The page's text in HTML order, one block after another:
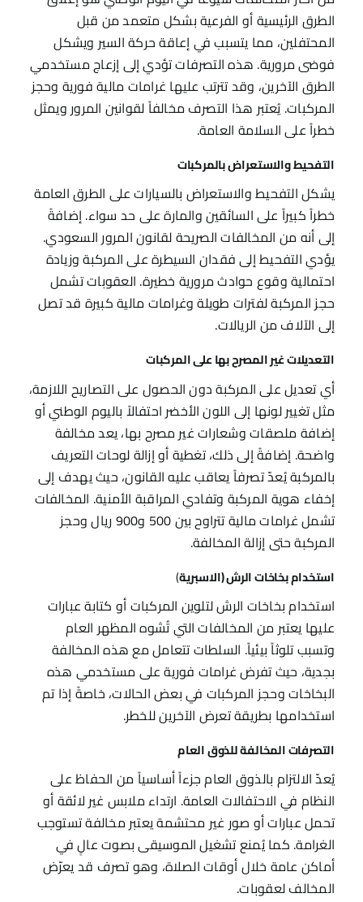
الطرق الرئيسية أو الفرعية بشكل متعمد من قبل
المحتفلين، مما يتسبب في إعاقة حركة السير ويشكل
فوضى مرورية. هذه التصرفات تؤدي إلى إزعاج مستخدمي
الطرق الآخرين، وقد تترتب عليها غرامات مالية فورية وحجز
المركبات. يُعتبر هذا التصرف مخالفاً لقوانين المرور ويمثل
خطراً على السلامة العامة.
التفحيط والاستعراض بالمركبات
يشكل التفحيط والاستعراض بالسيارات على الطرق العامة
خطراً كبيراً على السائقين والمارة على حد سواء. إضافةً
إلى أنه من المخالفات الصريحة لقانون المرور السعودي.
يؤدي التفحيط إلى فقدان السيطرة على المركبة وزيادة
احتمالية وقوع حوادث مرورية خطيرة. العقوبات تشمل
حجز المركبة لفترات طويلة وغرامات مالية كبيرة قد تصل
إلى الآلاف من الريالات.
التعديلات غير المصرح بها على المركبات
أي تعديل على المركبة دون الحصول على التصاريح اللازمة،
مثل تغيير لونها إلى اللون الأخضر احتفالاً باليوم الوطني أو
إضافة ملصقات وشعارات غير مصرح بها، يعد مخالفة
واضحة. إضافةً إلى ذلك، تغطية أو إزالة لوحات التعريف
بالمركبة يُعدّ تصرفاً يعاقب عليه القانون، حيث يهدف إلى
إخفاء هوية المركبة وتفادي المراقبة الأمنية. المخالفات
تشمل غرامات مالية تتراوح بين 500 و900 ريال وحجز
المركبة حتى إزالة المخالفة.
استخدام بخاخات الرش (الاسبرية)
استخدام بخاخات الرش لتلوين المركبات أو كتابة عبارات
عليها يعتبر من المخالفات التي تُشوه المظهر العام
وتسبب تلوثاً بيئياً. السلطات تتعامل مع هذه المخالفة
بجدية، حيث تفرض غرامات فورية على مستخدمي هذه
البخاخات وحجز المركبات في بعض الحالات، خاصةً إذا تم
استخدامها بطريقة تعرض الآخرين للخطر.
التصرفات المخالفة للذوق العام
يُعدّ الالتزام بالذوق العام جزءاً أساسياً من الحفاظ على
النظام في الاحتفالات العامة. ارتداء ملابس غير لائقة أو
تحمل عبارات أو صور غير محتشمة يعتبر مخالفة تستوجب
الغرامة. كما يُمنع تشغيل الموسيقى بصوت عالٍ في
أماكن عامة خلال أوقات الصلاة، وهو تصرف قد يعرّض
المخالف لعقوبات.